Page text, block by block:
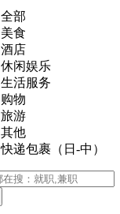
全部
美食
酒店
休闲娱乐
生活服务
购物
旅游
其他
快递包裹（日-中）